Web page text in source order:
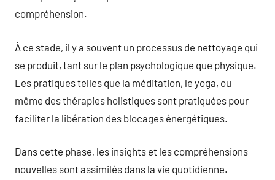
compréhension.
À ce stade, il y a souvent un processus de nettoyage qui
se produit, tant sur le plan psychologique que physique.
Les pratiques telles que la méditation, le yoga, ou
même des thérapies holistiques sont pratiquées pour
faciliter la libération des blocages énergétiques.
Dans cette phase, les insights et les compréhensions
nouvelles sont assimilés dans la vie quotidienne.